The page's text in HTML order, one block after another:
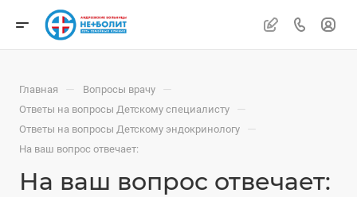
Главная — Вопросы врачу —
Ответы на вопросы Детскому специалисту —
Ответы на вопросы Детскому эндокринологу —
На ваш вопрос отвечает:
На ваш вопрос отвечает: